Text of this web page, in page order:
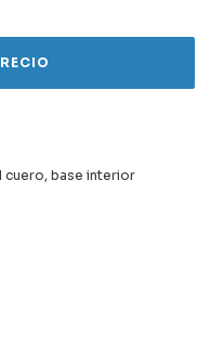
cuero, base interior